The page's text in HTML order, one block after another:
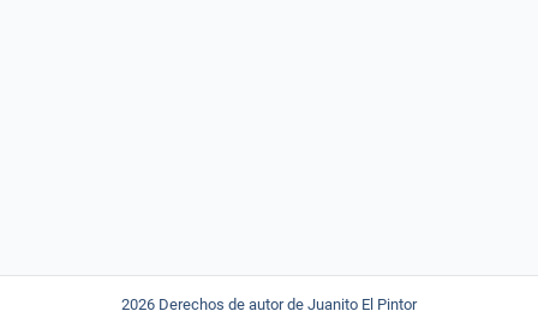
2026 Derechos de autor de Juanito El Pintor